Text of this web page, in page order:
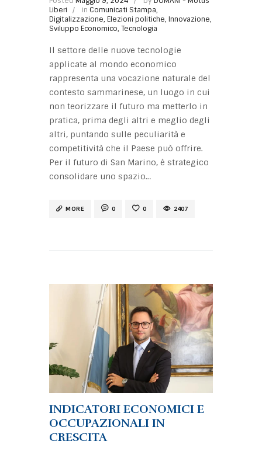
Liberi
in Comunicati Stampa,
Digitalizzazione, Elezioni politiche, Innovazione,
Sviluppo Economico, Tecnologia
Il settore delle nuove tecnologie
applicate al mondo economico
rappresenta una vocazione naturale del
contesto sammarinese, un luogo in cui
non teorizzare il futuro ma metterlo in
pratica, prima degli altri e meglio degli
altri, puntando sulle peculiarità e
competitività che il Paese può offrire.
Per il futuro di San Marino, è strategico
consolidare uno spazio…
MORE 0 0 2407
INDICATORI ECONOMICI E
OCCUPAZIONALI IN
CRESCITA